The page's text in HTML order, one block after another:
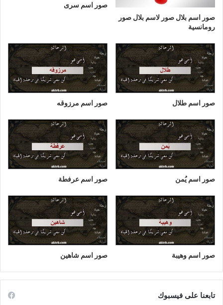
صور اسم بلال صور لاسم بلال صور
رومانسية
صور اسم سرى
صور اسم طلال صور اسم مرزوقه
صور اسم يُمن صور اسم عرفطة
صور اسم وهيبة صور اسم شاهين
تابعنا على فيسبوك